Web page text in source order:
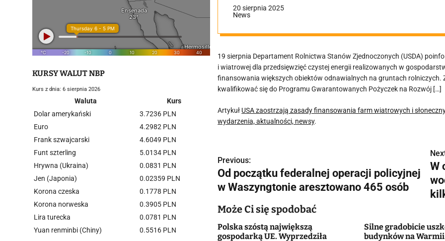
20 sierpnia 2025
News
19 sierpnia Departament Rolnictwa Stanów Zjednoczonych (USDA)
i wiatrowej dla przedsięwzięć czystej energii realizowanych w
finansowania większych obiektów odnawialnych na gruntach rolniczych.
kwalifikować się do Programu Gwarantowanych Pożyczek na Rozwój […]
Artykuł USA zaostrzają zasady finansowania farm wiatrowych i
wydarzenia, aktualności, newsy.
N
a
w
i
g
Previous:
Od początku federalnej operacji policyjnej
w Waszyngtonie aresztowano 465 osób
W
Może Ci się spodobać
Polska szóstą największą
gospodarką UE. Wyprzedziła
Silne gradobicie
budynków na
KURSY WALUT NBP
Kurs z dnia: 6 sierpnia 2026
Waluta
Kurs
Dolar amerykański
3.7236 PLN
Euro
4.2982 PLN
Frank szwajcarski
4.6049 PLN
Funt szterling
5.0134 PLN
Hrywna (Ukraina)
0.0831 PLN
Jen (Japonia)
0.02359 PLN
Korona czeska
0.1778 PLN
Korona norweska
0.3905 PLN
Lira turecka
0.0781 PLN
Yuan renminbi (Chiny)
0.5516 PLN